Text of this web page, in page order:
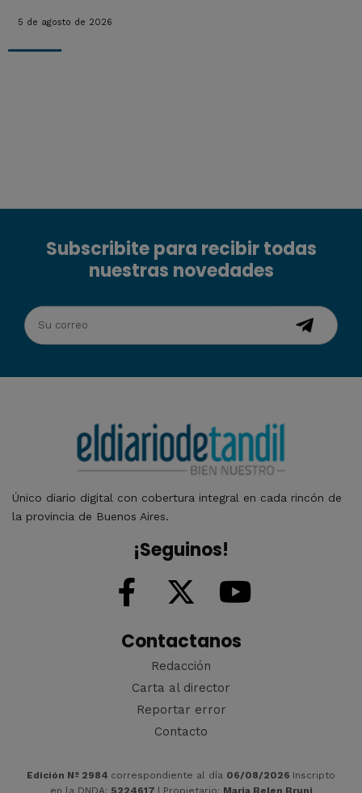
5 de agosto de 2026
Subscribite para recibir todas
nuestras novedades
Único diario digital con cobertura integral en cada rincón de
la provincia de Buenos Aires.
¡Seguinos!
Contactanos
Redacción
Carta al director
Reportar error
Contacto
Edición Nº 2984 correspondiente al día 06/08/2026 Inscripto
en la DNDA: 5224617 | Propietario: María Belen Bruni